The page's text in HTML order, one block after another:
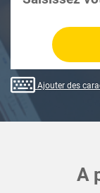
Ajouter des
A